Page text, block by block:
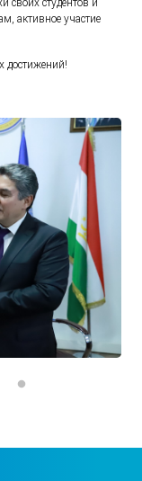
активное участие
достижений!